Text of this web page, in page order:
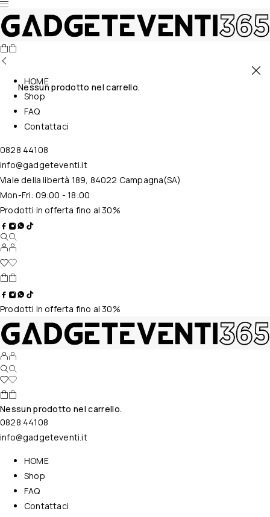
Nessun prodotto nel carrello.
HOME
Shop
FAQ
Contattaci
0828 44108
info@gadgeteventi.it
Viale della libertà 189, 84022 Campagna(SA)
Mon-Fri: 09:00 - 18:00
Prodotti in offerta fino al 30%
Prodotti in offerta fino al 30%
Nessun prodotto nel carrello.
0828 44108
info@gadgeteventi.it
HOME
Shop
FAQ
Contattaci